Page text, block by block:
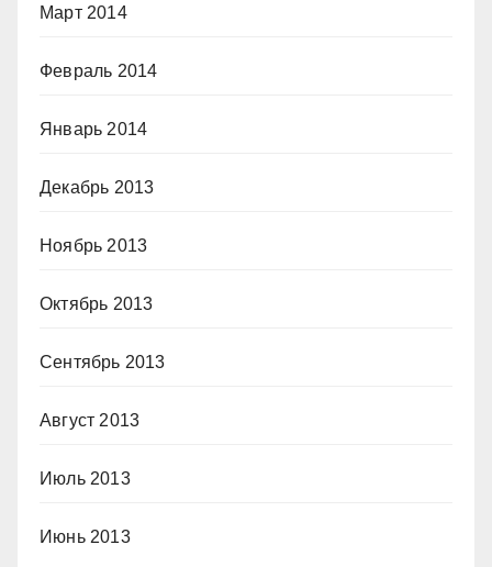
Март 2014
Февраль 2014
Январь 2014
Декабрь 2013
Ноябрь 2013
Октябрь 2013
Сентябрь 2013
Август 2013
Июль 2013
Июнь 2013